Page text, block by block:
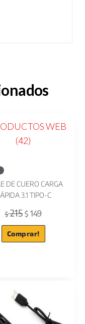
DE CUERO CARGA
3.1 TIPO-C
$215 $149
Comprar!